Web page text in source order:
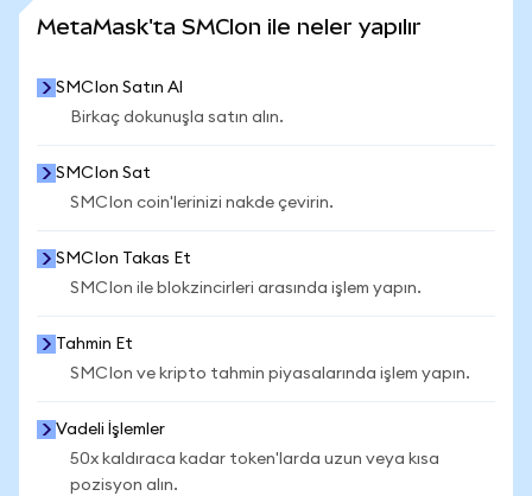
MetaMask'ta SMCIon ile neler yapılır
SMCIon Satın Al
Birkaç dokunuşla satın alın.
SMCIon Sat
SMCIon coin'lerinizi nakde çevirin.
SMCIon Takas Et
SMCIon ile blokzincirleri arasında işlem yapın.
Tahmin Et
SMCIon ve kripto tahmin piyasalarında işlem yapın.
Vadeli İşlemler
50x kaldıraca kadar token'larda uzun veya kısa
pozisyon alın.